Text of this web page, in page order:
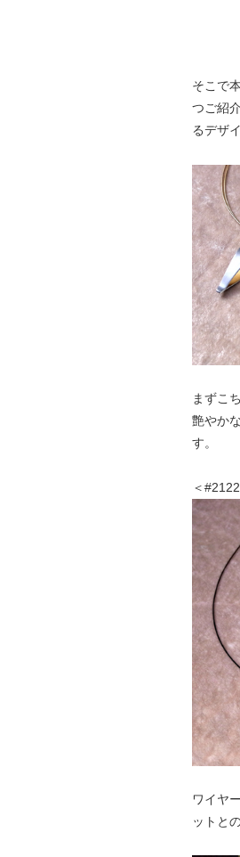
そこで
つご紹
るデザ
まずこ
艶やか
す。
＜
ワイヤ
ットと